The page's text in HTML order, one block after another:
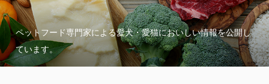
ペットフード専門家による愛犬・愛猫においしい情報を公開し
ています。